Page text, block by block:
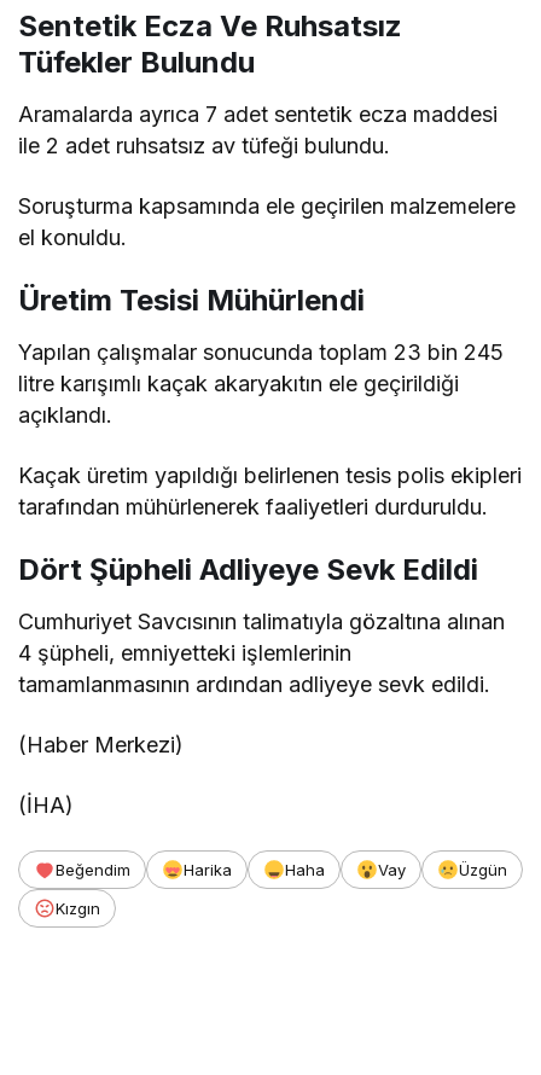
Sentetik Ecza Ve Ruhsatsız
Tüfekler Bulundu
Aramalarda ayrıca 7 adet sentetik ecza maddesi
ile 2 adet ruhsatsız av tüfeği bulundu.
Soruşturma kapsamında ele geçirilen malzemelere
el konuldu.
Üretim Tesisi Mühürlendi
Yapılan çalışmalar sonucunda toplam 23 bin 245
litre karışımlı kaçak akaryakıtın ele geçirildiği
açıklandı.
Kaçak üretim yapıldığı belirlenen tesis polis ekipleri
tarafından mühürlenerek faaliyetleri durduruldu.
Dört Şüpheli Adliyeye Sevk Edildi
Cumhuriyet Savcısının talimatıyla gözaltına alınan
4 şüpheli, emniyetteki işlemlerinin
tamamlanmasının ardından adliyeye sevk edildi.
(Haber Merkezi)
(İHA)
Beğendim Harika Haha Vay
Üzgün
Kızgın